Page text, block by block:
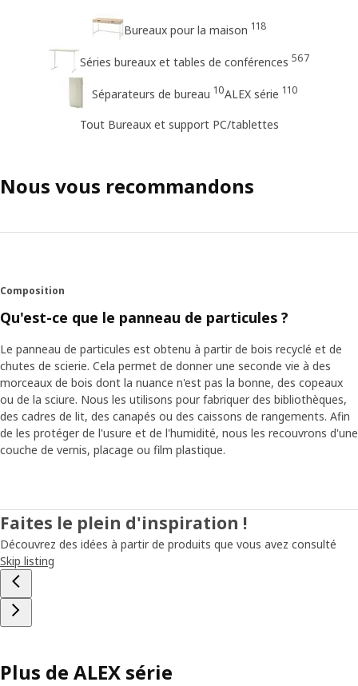
Bureaux pour la maison 118
Séries bureaux et tables de conférences 567
Séparateurs de bureau 10ALEX série 110
Tout Bureaux et support PC/tablettes
Nous vous recommandons
Composition
Qu'est-ce que le panneau de particules ?
Le panneau de particules est obtenu à partir de bois recyclé et de
chutes de scierie. Cela permet de donner une seconde vie à des
morceaux de bois dont la nuance n'est pas la bonne, des copeaux
ou de la sciure. Nous les utilisons pour fabriquer des bibliothèques,
des cadres de lit, des canapés ou des caissons de rangements. Afin
de les protéger de l'usure et de l'humidité, nous les recouvrons d'une
couche de vernis, placage ou film plastique.
Faites le plein d'inspiration !
Découvrez des idées à partir de produits que vous avez consulté
Skip listing
Plus de ALEX série